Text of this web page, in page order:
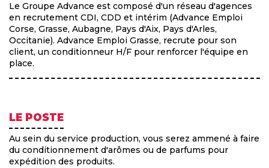
Le Groupe Advance est composé d'un réseau d'agences
en recrutement CDI, CDD et intérim (Advance Emploi
Corse, Grasse, Aubagne, Pays d'Aix, Pays d'Arles,
Occitanie). Advance Emploi Grasse, recrute pour son
client, un conditionneur H/F pour renforcer l'équipe en
place.
LE POSTE
Au sein du service production, vous serez ammené à faire
du conditionnement d'arômes ou de parfums pour
expédition des produits.